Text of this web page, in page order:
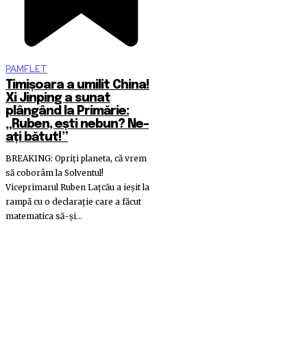
PAMFLET
Timișoara a umilit China!
Xi Jinping a sunat
plângând la Primărie:
„Ruben, ești nebun? Ne-
ați bătut!”
BREAKING: Opriți planeta, că vrem
să coborâm la Solventul!
Viceprimarul Ruben Lațcău a ieșit la
rampă cu o declarație care a făcut
matematica să-și...